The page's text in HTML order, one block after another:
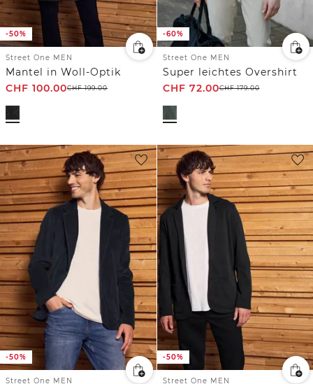
-50%
Street One MEN
Mantel in Woll-Optik
CHF 100.00CHF199.00
-60%
Street One MEN
Super leichtes Overshirt
CHF 72.00CHF179.00
-50%
Street One MEN
-50%
Street One MEN